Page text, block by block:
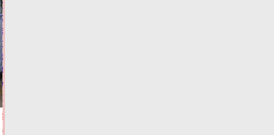
подменял
смартфоны
в
пункте
выдачи
заказов
маркетплейса
Сегодня:
09:00
КРИМИНАЛ